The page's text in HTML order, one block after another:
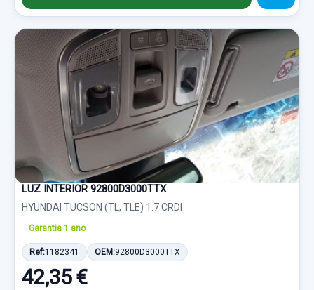
LUZ INTERIOR 92800D3000TTX
HYUNDAI TUCSON (TL, TLE) 1.7 CRDI
Garantia 1 ano
Ref:1182341 OEM:92800D3000TTX
42,35 €